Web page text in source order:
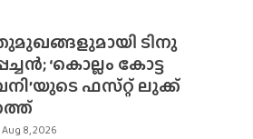
ടിനു
‘കൊല്ലം കോട്ട
ഫസ്‌റ്റ് ലുക്ക്
Aug 8, 2026